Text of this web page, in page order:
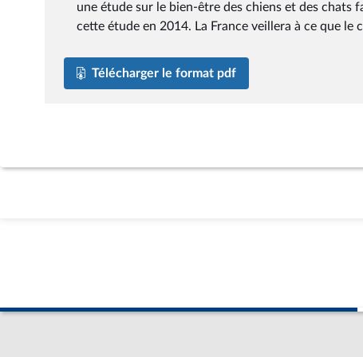
une étude sur le bien-être des chiens et des chats
cette étude en 2014. La France veillera à ce que le
Télécharger le format pdf